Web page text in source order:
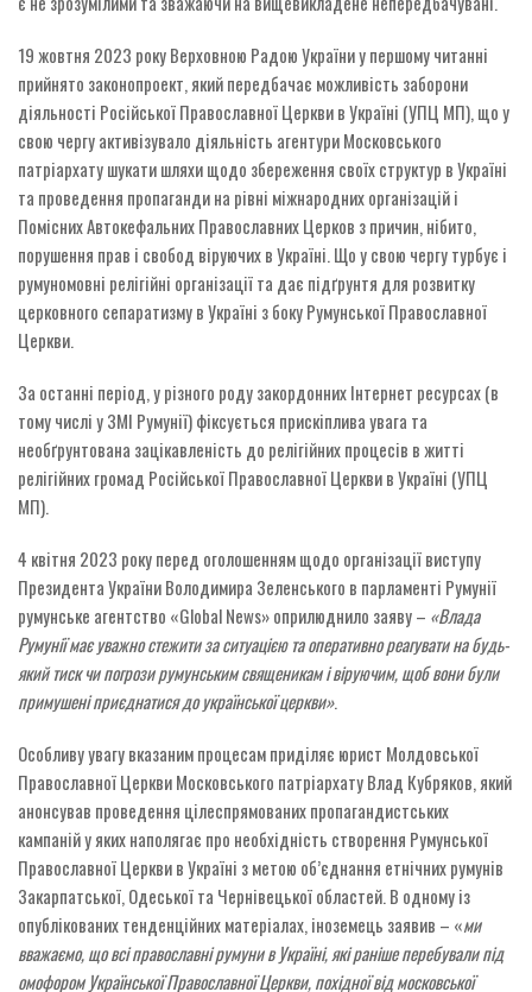
19 жовтня 2023 року Верховною Радою України у першому читанні
прийнято законопроект, який передбачає можливість заборони
діяльності Російської Православної Церкви в Україні (УПЦ МП), що у
свою чергу активізувало діяльність агентури Московського
патріархату шукати шляхи щодо збереження своїх структур в Україні
та проведення пропаганди на рівні міжнародних організацій і
Помісних Автокефальних Православних Церков з причин, нібито,
порушення прав і свобод віруючих в Україні. Що у свою чергу турбує і
румуномовні релігійні організації та дає підґрунтя для розвитку
церковного сепаратизму в Україні з боку Румунської Православної
Церкви.
За останні період, у різного роду закордонних Інтернет ресурсах (в
тому числі у ЗМІ Румунії) фіксується прискіплива увага та
необґрунтована зацікавленість до релігійних процесів в житті
релігійних громад Російської Православної Церкви в Україні (УПЦ
МП).
4 квітня 2023 року перед оголошенням щодо організації виступу
Президента України Володимира Зеленського в парламенті Румунії
румунське агентство «Global News» оприлюднило заяву – «Влада
Румунії має уважно стежити за ситуацією та оперативно реагувати на будь-
який тиск чи погрози румунським священикам і віруючим, щоб вони були
примушені приєднатися до української церкви».
Особливу увагу вказаним процесам приділяє юрист Молдовської
Православної Церкви Московського патріархату Влад Кубряков, який
анонсував проведення цілеспрямованих пропагандистських
кампаній у яких наполягає про необхідність створення Румунської
Православної Церкви в Україні з метою об’єднання етнічних румунів
Закарпатської, Одеської та Чернівецької областей. В одному із
опублікованих тенденційних матеріалах, іноземець заявив – «ми
вважаємо, що всі православні румуни в Україні, які раніше перебували під
омофором Української Православної Церкви, похідної від московської